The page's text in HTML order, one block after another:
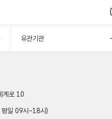
유관기관
계로 10
일 09시~18시)